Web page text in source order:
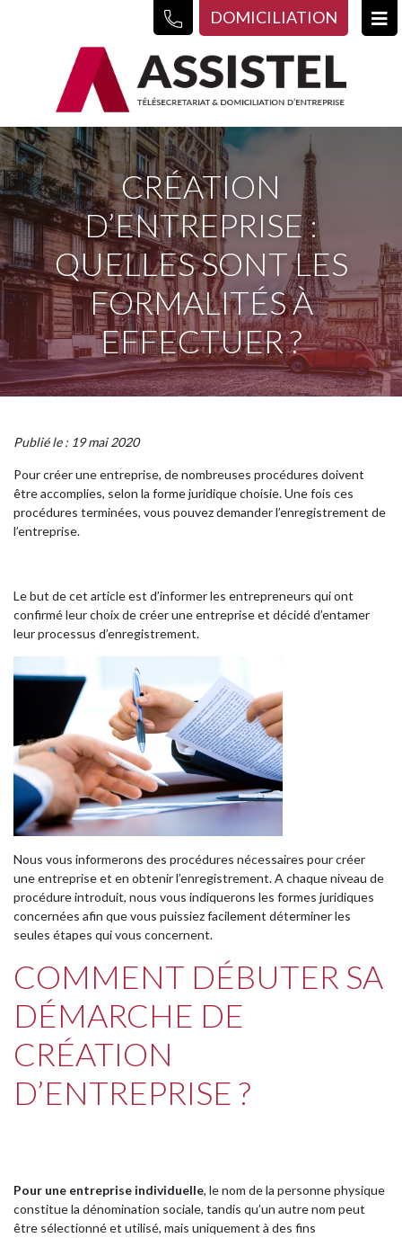
DOMICILIATION
CRÉATION
D’ENTREPRISE :
QUELLES SONT LES
FORMALITÉS À
EFFECTUER ?
Publié le : 19 mai 2020
Pour créer une entreprise, de nombreuses procédures doivent
être accomplies, selon la forme juridique choisie. Une fois ces
procédures terminées, vous pouvez demander l’enregistrement de
l’entreprise.
Le but de cet article est d’informer les entrepreneurs qui ont
confirmé leur choix de créer une entreprise et décidé d’entamer
leur processus d’enregistrement.
Nous vous informerons des procédures nécessaires pour créer
une entreprise et en obtenir l’enregistrement. A chaque niveau de
procédure introduit, nous vous indiquerons les formes juridiques
concernées afin que vous puissiez facilement déterminer les
seules étapes qui vous concernent.
COMMENT DÉBUTER SA
DÉMARCHE DE
CRÉATION
D’ENTREPRISE ?
Pour une entreprise individuelle, le nom de la personne physique
constitue la dénomination sociale, tandis qu’un autre nom peut
être sélectionné et utilisé, mais uniquement à des fins